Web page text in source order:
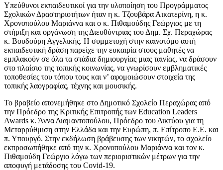
Υπεύθυνοι εκπαιδευτικοί για την υλοποίηση του Προγράμματος
Σχολικών Δραστηριοτήτων ήταν η κ. Τζουβάρα Αικατερίνη, η κ.
Χρονοπούλου Μαριάννα και ο κ. Πιθαμούδης Γεώργιος με τη
στήριξη και οργάνωση της Διευθύντριας του Δημ. Σχ. Περαχώρας
κ. Βουδούρη Αγγελικής. Η συμμετοχή στην καινοτόμο αυτή
εκπαιδευτική δράση παρείχε την ευκαιρία στους μαθητές να
εμπλακούν σε όλα τα στάδια δημιουργίας μιας ταινίας, να δράσουν
στο πλαίσιο της τοπικής κοινωνίας, να γνωρίσουν εμβληματικές
τοποθεσίες του τόπου τους και ν’ αφομοιώσουν στοιχεία της
τοπικής λαογραφίας, τέχνης και μουσικής.
Το βραβείο απονεμήθηκε στο Δημοτικό Σχολείο Περαχώρας από
την Πρόεδρο της Κριτικής Επιτροπής των Education Leaders
Awards κ. Άννα Διαμαντοπούλου, Πρόεδρο του Δικτύου για τη
Μεταρρύθμιση στην Ελλάδα και την Ευρώπη, π. Επίτροπο Ε.Ε. και
π. Υπουργό. Στην εκδήλωση βράβευσης των νικητών, το σχολείο
εκπροσωπήθηκε από την κ. Χρονοπούλου Μαριάννα και τον κ.
Πιθαμούδη Γεώργιο λόγω των περιοριστικών μέτρων για την
αποφυγή μετάδοσης του Covid-19.